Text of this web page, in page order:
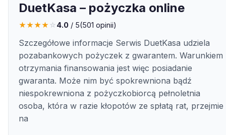
DuetKasa – pożyczka online
★★★★☆4.0 / 5(501 opinii)
Szczegółowe informacje Serwis DuetKasa udziela
pozabankowych pożyczek z gwarantem. Warunkiem
otrzymania finansowania jest więc posiadanie
gwaranta. Może nim być spokrewniona bądź
niespokrewniona z pożyczkobiorcą pełnoletnia
osoba, która w razie kłopotów ze spłatą rat, przejmie
na